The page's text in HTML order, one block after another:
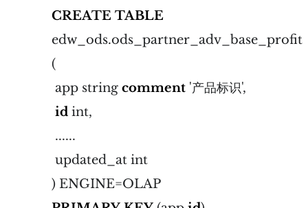
CREATE TABLE
edw_ods.ods_partner_adv_base_profit
(
app string comment '产品标识',
id int,
......
updated_at int
) ENGINE=OLAP